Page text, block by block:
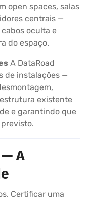
open spaces, salas
centrais —
oculta e
do espaço.
A DataRoad
de instalações —
existente
e garantindo que
— A
Certificar uma